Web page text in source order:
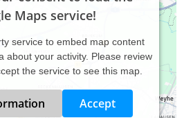
Maps service!
service to embed map content
about your activity. Please review
the service to see this map.
Accept